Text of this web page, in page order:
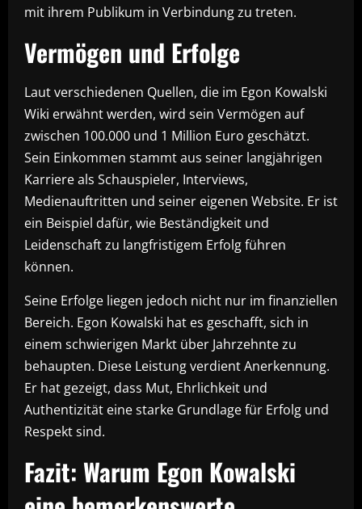
mit ihrem Publikum in Verbindung zu treten.
Vermögen und Erfolge
Laut verschiedenen Quellen, die im Egon Kowalski
Wiki erwähnt werden, wird sein Vermögen auf
zwischen 100.000 und 1 Million Euro geschätzt.
Sein Einkommen stammt aus seiner langjährigen
Karriere als Schauspieler, Interviews,
Medienauftritten und seiner eigenen Website. Er ist
ein Beispiel dafür, wie Beständigkeit und
Leidenschaft zu langfristigem Erfolg führen
können.
Seine Erfolge liegen jedoch nicht nur im finanziellen
Bereich. Egon Kowalski hat es geschafft, sich in
einem schwierigen Markt über Jahrzehnte zu
behaupten. Diese Leistung verdient Anerkennung.
Er hat gezeigt, dass Mut, Ehrlichkeit und
Authentizität eine starke Grundlage für Erfolg und
Respekt sind.
Fazit: Warum Egon Kowalski